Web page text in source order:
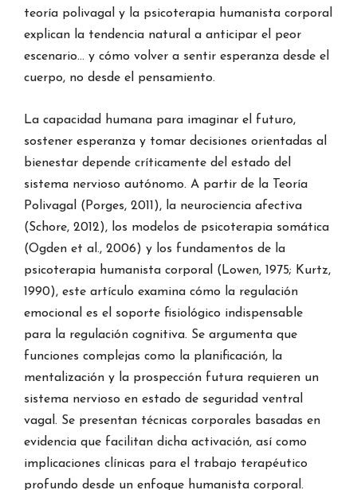
teoría polivagal y la psicoterapia humanista corporal
explican la tendencia natural a anticipar el peor
escenario… y cómo volver a sentir esperanza desde el
cuerpo, no desde el pensamiento.
La capacidad humana para imaginar el futuro,
sostener esperanza y tomar decisiones orientadas al
bienestar depende críticamente del estado del
sistema nervioso autónomo. A partir de la Teoría
Polivagal (Porges, 2011), la neurociencia afectiva
(Schore, 2012), los modelos de psicoterapia somática
(Ogden et al., 2006) y los fundamentos de la
psicoterapia humanista corporal (Lowen, 1975; Kurtz,
1990), este artículo examina cómo la regulación
emocional es el soporte fisiológico indispensable
para la regulación cognitiva. Se argumenta que
funciones complejas como la planificación, la
mentalización y la prospección futura requieren un
sistema nervioso en estado de seguridad ventral
vagal. Se presentan técnicas corporales basadas en
evidencia que facilitan dicha activación, así como
implicaciones clínicas para el trabajo terapéutico
profundo desde un enfoque humanista corporal.